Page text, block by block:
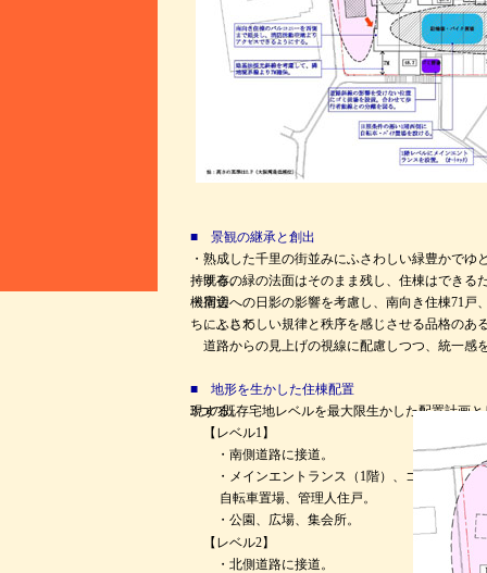
■ 景観の継承と創出
・熟成した千里の街並みにふさわしい緑豊かでゆ
・既存の緑の法面はそのまま残し、住棟はできるだけ道路より後退させて配置、道路からのアイレベルの景観を維持する。
・周辺への日影の影響を考慮し、南向き住棟71戸、西向き住棟29戸のシンプルなL型一棟の住棟配置とし、警察待機宿舎
にふさわしい規律と秩序を感じさせる品格のあるファサードとする。西住棟の道路側妻住戸は、各々一層「段落ち」として
道路からの見上げの視線に配慮しつつ、統一感
■ 地形を生かした住棟配置
3つの既存宅地レベルを最大限生かした配置計画とし、各々のレベルをふまえて明快なゾーニングと歩車分離を実現する。
【レベル1】
・南側道路に接道。
・メインエントランス（1階）、ゴミ置場、
自転車置場、管理人住戸。
・公園、広場、集会所。
【レベル2】
・北側道路に接道。